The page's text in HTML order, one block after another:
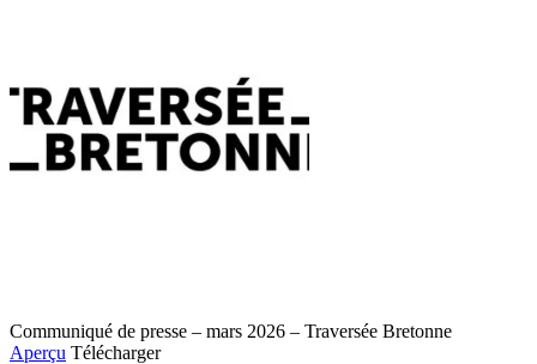
Communiqué de presse – mars 2026 – Traversée Bretonne
Aperçu Télécharger